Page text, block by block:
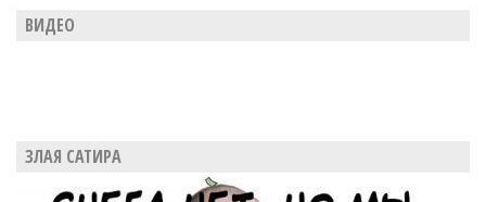
ВИДЕО
ЗЛАЯ САТИРА